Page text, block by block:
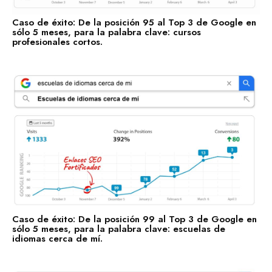
Manufactura y Producción
Telecomunicaciones
Retail
Comunicación y Entretenimiento
Energía y Servicios Públicos
Alimentos y Bebidas
Transporte y Logística
Salud y Bienestar
Caso de éxito: De la posición 95 al Top 3 de Google en
sólo 5 meses, para la palabra clave: cursos
profesionales cortos.
Caso de éxito: De la posición 99 al Top 3 de Google en
sólo 5 meses, para la palabra clave: escuelas de
idiomas cerca de mí.